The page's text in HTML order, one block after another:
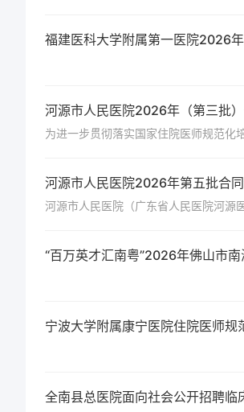
福建医科大学附属第一医院2026
河源市人民医院2026年（第三批
河源市人民医院2026年第五批合
河源市人民医院（广东省人民医院河
“百万英才汇南粤”2026年佛山市
宁波大学附属康宁医院住院医师规
全南县总医院面向社会公开招聘临